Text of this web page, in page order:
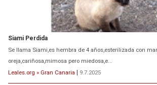
Siami Perdida
Se llama Siami,es hembra de 4 años,esterilizada con
oreja,cariñosa,mimosa pero miedosa,e...
Leales.org » Gran Canaria | 9.7.2025